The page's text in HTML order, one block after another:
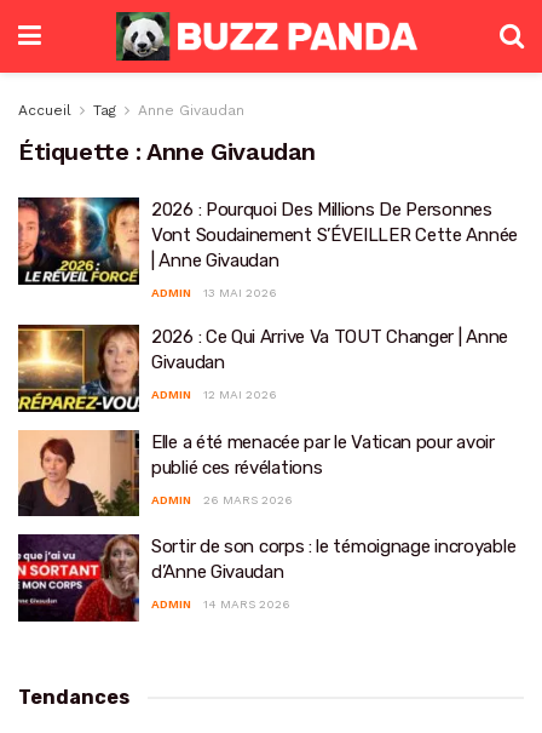
Accueil Tag Anne Givaudan
Étiquette :Anne Givaudan
2026 : Pourquoi Des Millions De Personnes
Vont Soudainement S’ÉVEILLER Cette Année
| Anne Givaudan
ADMIN 13 MAI 2026
2026 : Ce Qui Arrive Va TOUT Changer | Anne
Givaudan
ADMIN 12 MAI 2026
Elle a été menacée par le Vatican pour avoir
publié ces révélations
ADMIN 26 MARS 2026
Sortir de son corps : le témoignage incroyable
d’Anne Givaudan
ADMIN 14 MARS 2026
Tendances